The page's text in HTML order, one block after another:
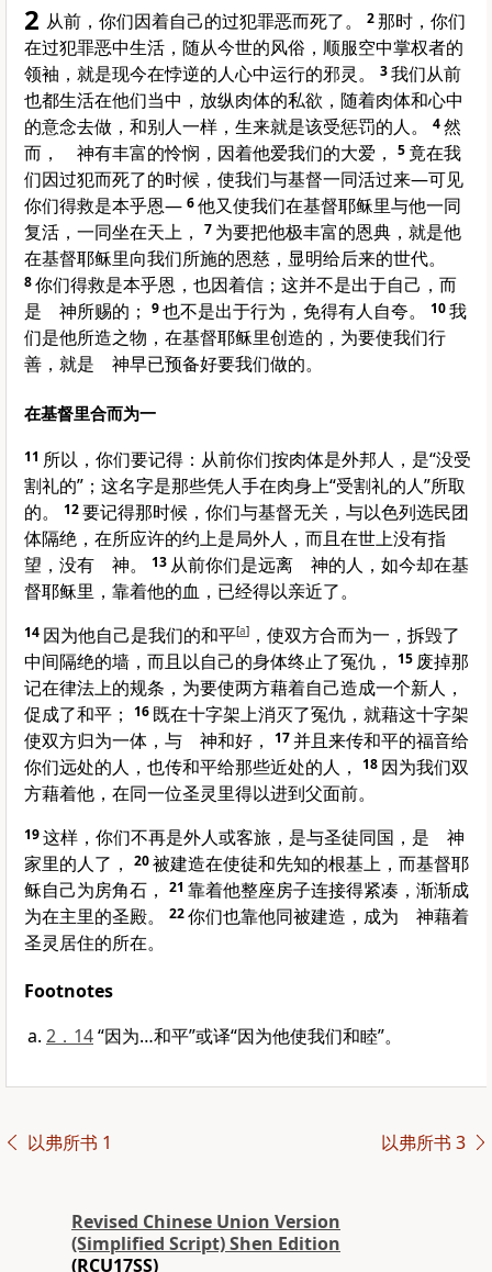
2 从前，你们因着自己的过犯罪恶而死了。 2那时，你们
在过犯罪恶中生活，随从今世的风俗，顺服空中掌权者的
领袖，就是现今在悖逆的人心中运行的邪灵。
3我们从前
也都生活在他们当中，放纵肉体的私欲，随着肉体和心中
的意念去做，和别人一样，生来就是该受惩罚的人。
4然
而， 神有丰富的怜悯，因着他爱我们的大爱，
5 竟在我
们因过犯而死了的时候，使我们与基督一同活过来—可见
你们得救是本乎恩— 6他又使我们在基督耶稣里与他一同
复活，一同坐在天上，
7 为要把他极丰富的恩典，就是他
在基督耶稣里向我们所施的恩慈，显明给后来的世代。
8你们得救是本乎恩，也因着信；这并不是出于自己，而
是 神所赐的；
9也不是出于行为，免得有人自夸。 10我
们是他所造之物，在基督耶稣里创造的，为要使我们行
善，就是 神早已预备好要我们做的。
在基督里合而为一
11 所以，你们要记得：从前你们按肉体是外邦人，是“没受
割礼的”；这名字是那些凭人手在肉身上“受割礼的人”所取
的。
12要记得那时候，你们与基督无关，与以色列选民团
体隔绝，在所应许的约上是局外人，而且在世上没有指
望，没有 神。
13 从前你们是远离 神的人，如今却在基
督耶稣里，靠着他的血，已经得以亲近了。
14 因为他自己是我们的和平[a] ，使双方合而为一，拆毁了
中间隔绝的墙，而且以自己的身体终止了冤仇，
15 废掉那
记在律法上的规条，为要使两方藉着自己造成一个新人，
促成了和平；
16 既在十字架上消灭了冤仇，就藉这十字架
使双方归为一体，与 神和好，
17并且来传和平的福音给
你们远处的人，也传和平给那些近处的人，
18 因为我们双
方藉着他，在同一位圣灵里得以进到父面前。
19这样，你们不再是外人或客旅，是与圣徒同国，是 神
家里的人了，
20被建造在使徒和先知的根基上，而基督耶
稣自己为房角石，
21 靠着他整座房子连接得紧凑，渐渐成
为在主里的圣殿。
22你们也靠他同被建造，成为 神藉着
圣灵居住的所在。
Footnotes
2．14“因为…和平”或译“因为他使我们和睦”。
以弗所书 1 以弗所书 3
Revised Chinese Union Version
(Simplified Script) Shen Edition
(RCU17SS)